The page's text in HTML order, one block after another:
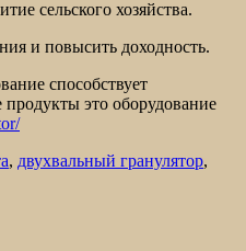
сельского хозяйства.
и повысить доходность.
способствует
это оборудование
, двухвальный гранулятор,